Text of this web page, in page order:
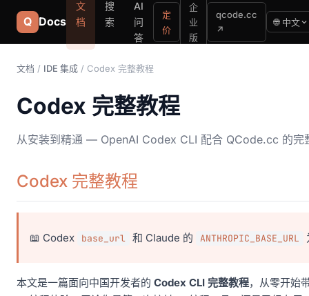
Q Docs
文
档
搜
索
AI
问
答
定
价
企
业
版
qcode.cc
↗
🌐 中文
文档 / IDE 集成 / Codex 完整教程
Codex 完整教程
从安装到精通 — OpenAI Codex CLI 配合 QCode.cc 的完
Codex 完整教程
📖 Codex base_url 和 Claude 的 ANTHROPIC_BASE_URL
本文是一篇面向中国开发者的 Codex CLI 完整教程，从零开始